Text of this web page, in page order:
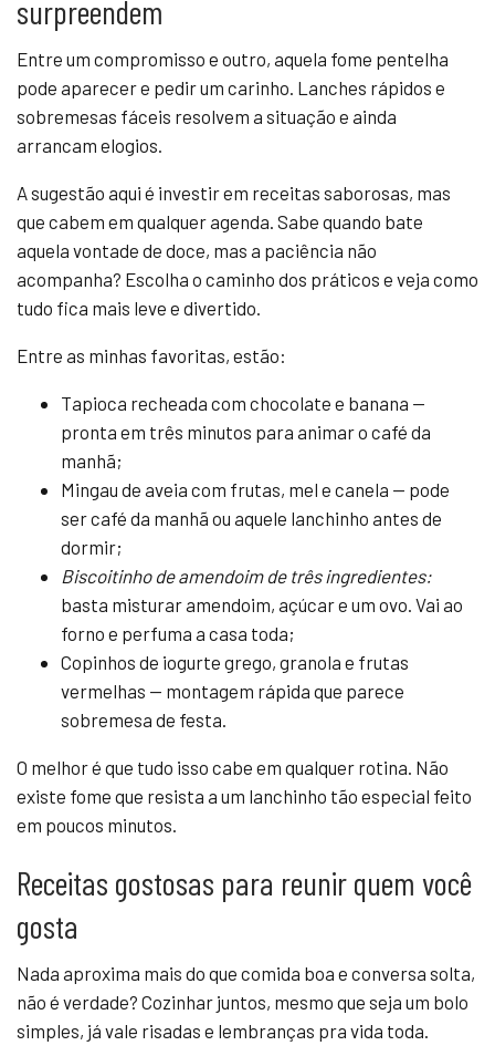
surpreendem
Entre um compromisso e outro, aquela fome pentelha
pode aparecer e pedir um carinho. Lanches rápidos e
sobremesas fáceis resolvem a situação e ainda
arrancam elogios.
A sugestão aqui é investir em receitas saborosas, mas
que cabem em qualquer agenda. Sabe quando bate
aquela vontade de doce, mas a paciência não
acompanha? Escolha o caminho dos práticos e veja como
tudo fica mais leve e divertido.
Entre as minhas favoritas, estão:
Tapioca recheada com chocolate e banana —
pronta em três minutos para animar o café da
manhã;
Mingau de aveia com frutas, mel e canela — pode
ser café da manhã ou aquele lanchinho antes de
dormir;
Biscoitinho de amendoim de três ingredientes:
basta misturar amendoim, açúcar e um ovo. Vai ao
forno e perfuma a casa toda;
Copinhos de iogurte grego, granola e frutas
vermelhas — montagem rápida que parece
sobremesa de festa.
O melhor é que tudo isso cabe em qualquer rotina. Não
existe fome que resista a um lanchinho tão especial feito
em poucos minutos.
Receitas gostosas para reunir quem você
gosta
Nada aproxima mais do que comida boa e conversa solta,
não é verdade? Cozinhar juntos, mesmo que seja um bolo
simples, já vale risadas e lembranças pra vida toda.